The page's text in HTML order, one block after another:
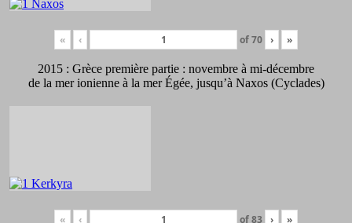
« ‹ of70 › »
2015 : Grèce première partie : novembre à mi-décembre
de la mer ionienne à la mer Égée, jusqu’à Naxos (Cyclades)
« ‹ of83 › »